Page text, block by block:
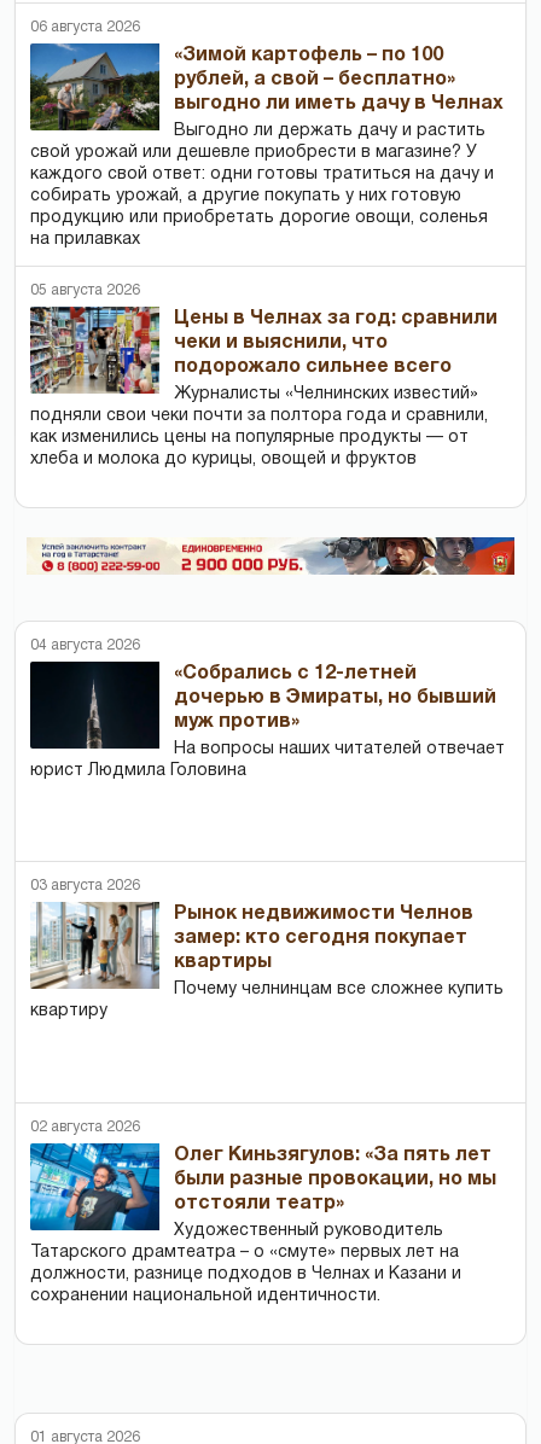
06 августа 2026
«Зимой картофель – по 100
рублей, а свой – бесплатно»
выгодно ли иметь дачу в Челнах
Выгодно ли держать дачу и растить
свой урожай или дешевле приобрести в магазине? У
каждого свой ответ: одни готовы тратиться на дачу и
собирать урожай, а другие покупать у них готовую
продукцию или приобретать дорогие овощи, соленья
на прилавках
05 августа 2026
Цены в Челнах за год: сравнили
чеки и выяснили, что
подорожало сильнее всего
Журналисты «Челнинских известий»
подняли свои чеки почти за полтора года и сравнили,
как изменились цены на популярные продукты — от
хлеба и молока до курицы, овощей и фруктов
04 августа 2026
«Собрались с 12-летней
дочерью в Эмираты, но бывший
муж против»
На вопросы наших читателей отвечает
юрист Людмила Головина
03 августа 2026
Рынок недвижимости Челнов
замер: кто сегодня покупает
квартиры
Почему челнинцам все сложнее купить
квартиру
02 августа 2026
Олег Киньзягулов: «За пять лет
были разные провокации, но мы
отстояли театр»
Художественный руководитель
Татарского драмтеатра – о «смуте» первых лет на
должности, разнице подходов в Челнах и Казани и
сохранении национальной идентичности.
01 августа 2026